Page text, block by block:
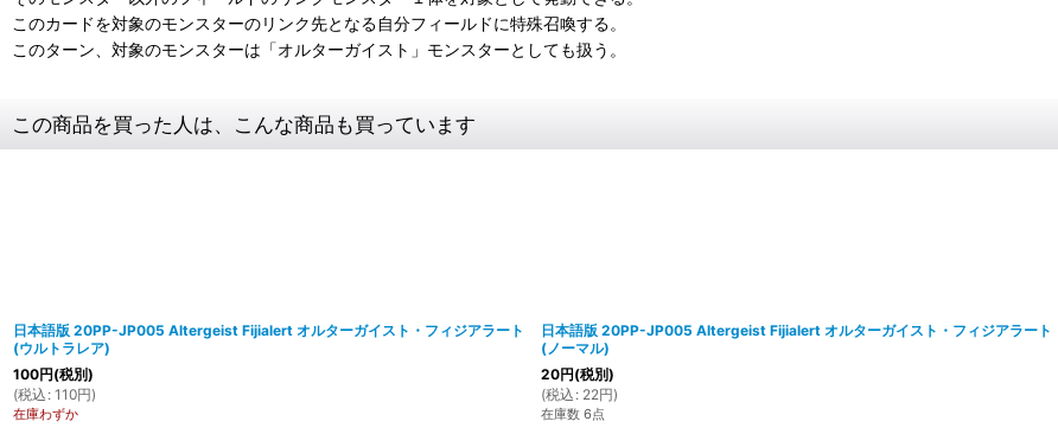
このカードを対象のモンスターのリンク先となる自分フィールドに特殊召喚する。
このターン、対象のモンスターは「オルターガイスト」モンスターとしても扱う。
この商品を買った人は、こんな商品も買っています
日本語版 20PP-JP005 Altergeist Fijialert オルターガイスト・フィジアラート
(ウルトラレア)
100円(税別)
(税込 : 110円)
在庫わずか
日本語版 20PP-JP005 Altergeist Fijialert オルターガイスト・フィジアラート
(ノーマル)
20円(税別)
(税込 : 22円)
在庫数 6点